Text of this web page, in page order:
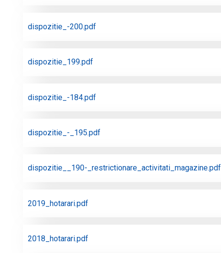
dispozitie_-200.pdf
dispozitie_199.pdf
dispozitie_-184.pdf
dispozitie_-_195.pdf
dispozitie__190-_restrictionare_activitati_magazine.pdf
2019_hotarari.pdf
2018_hotarari.pdf